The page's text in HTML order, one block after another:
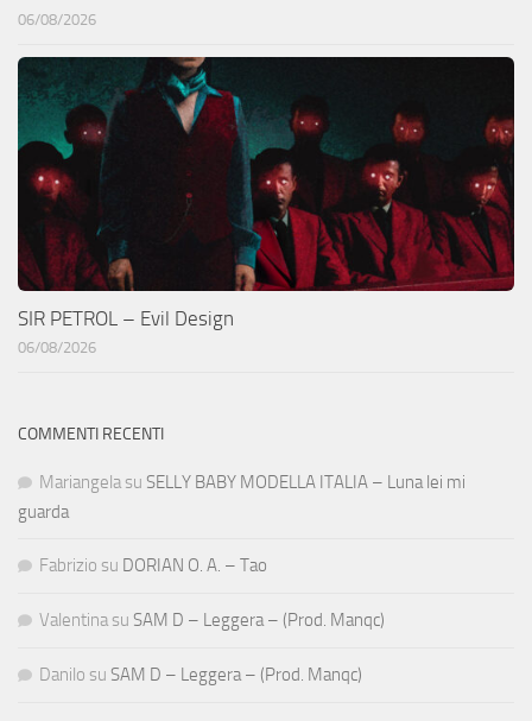
06/08/2026
SIR PETROL – Evil Design
06/08/2026
COMMENTI RECENTI
Mariangela su SELLY BABY MODELLA ITALIA – Luna lei mi
guarda
Fabrizio su DORIAN O. A. – Tao
Valentina su SAM D – Leggera – (Prod. Manqc)
Danilo su SAM D – Leggera – (Prod. Manqc)